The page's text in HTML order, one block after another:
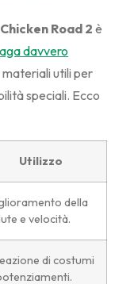
Chicken Road 2 è
davvero
utili per
speciali. Ecco
Utilizzo
della
e velocità.
di costumi